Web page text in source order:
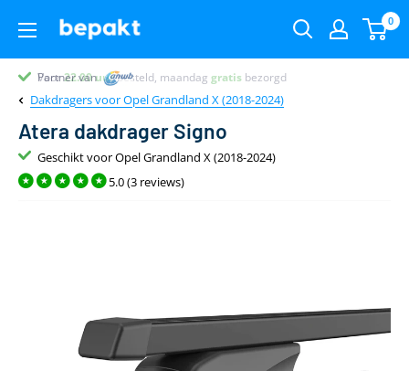
0
Voor22.00uurbesteld, maandag gratisbezorgd
Partner van
Partner van
Klantenbeoordeling 9.4
Dakdragers voor Opel Grandland X (2018-2024)
Atera dakdrager Signo
Geschikt voor Opel Grandland X (2018-2024)
5.0 (3 reviews)